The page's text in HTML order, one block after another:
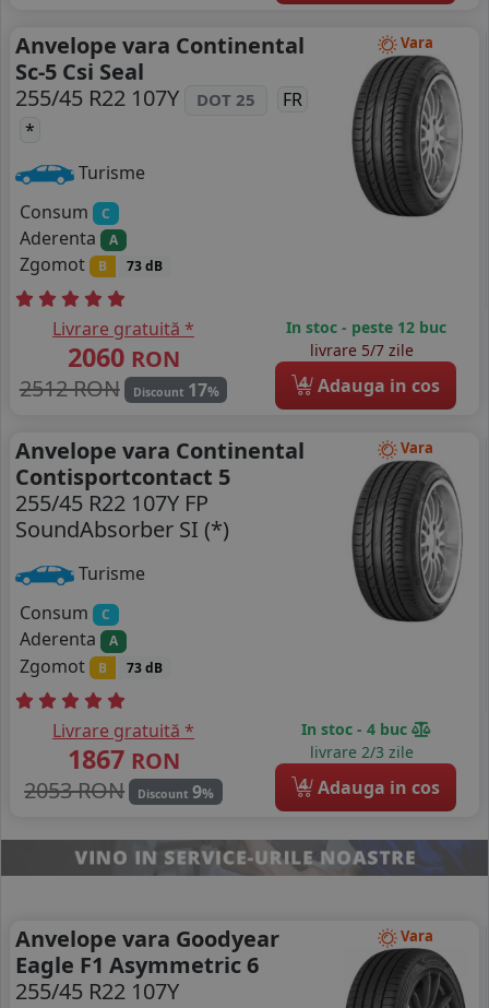
Vara
Anvelope vara Continental
Sc-5 Csi Seal
255/45 R22 107Y
DOT 25
FR
*
Turisme
Consum
C
Aderenta A
Zgomot B 73 dB
Livrare gratuită *
2060 RON
2512 RON
Discount 17%
In stoc - peste 12 buc
livrare 5/7 zile
4 Adauga in cos
Vara
Anvelope vara Continental
Contisportcontact 5
255/45 R22 107Y FP
SoundAbsorber SI (*)
Turisme
Consum
C
Aderenta A
Zgomot B 73 dB
Livrare gratuită *
1867 RON
2053 RON
Discount 9%
In stoc - 4 buc
livrare 2/3 zile
4 Adauga in cos
Vara
Anvelope vara Goodyear
Eagle F1 Asymmetric 6
255/45 R22 107Y